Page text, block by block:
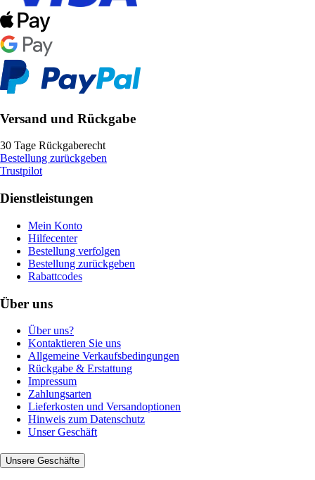
Versand und Rückgabe
30 Tage Rückgaberecht
Bestellung zurückgeben
Trustpilot
Dienstleistungen
Mein Konto
Hilfecenter
Bestellung verfolgen
Bestellung zurückgeben
Rabattcodes
Über uns
Über uns?
Kontaktieren Sie uns
Allgemeine Verkaufsbedingungen
Rückgabe & Erstattung
Impressum
Zahlungsarten
Lieferkosten und Versandoptionen
Hinweis zum Datenschutz
Unser Geschäft
Unsere Geschäfte